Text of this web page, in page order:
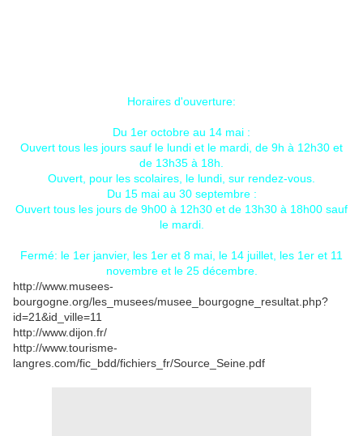
Horaires d'ouverture:
Du 1er octobre au 14 mai :
Ouvert tous les jours sauf le lundi et le mardi, de 9h à 12h30 et
de 13h35 à 18h.
Ouvert, pour les scolaires, le lundi, sur rendez-vous.
Du 15 mai au 30 septembre :
Ouvert tous les jours de 9h00 à 12h30 et de 13h30 à 18h00 sauf
le mardi.
Fermé: le 1er janvier, les 1er et 8 mai, le 14 juillet, les 1er et 11
novembre et le 25 décembre.
http://www.musees-
bourgogne.org/les_musees/musee_bourgogne_resultat.php?
id=21&id_ville=11
http://www.dijon.fr/
http://www.tourisme-
langres.com/fic_bdd/fichiers_fr/Source_Seine.pdf